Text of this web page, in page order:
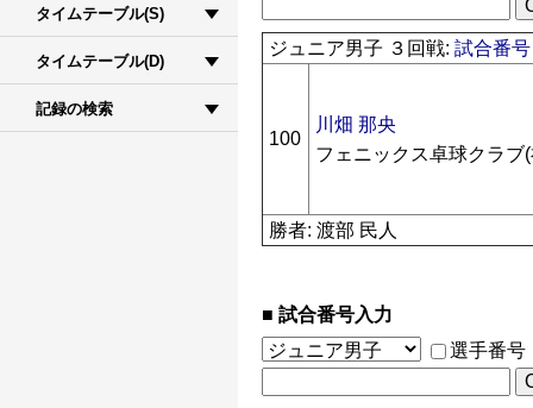
タイムテーブル(S)
タイムテーブル(D)
記録の検索
ジュニア男子 ３回戦:試合番
100
川畑 那央
フェニックス卓球クラブ
勝者: 渡部 民人
試合番号入力
選手番号